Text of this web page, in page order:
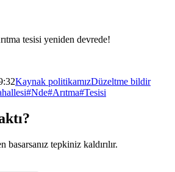
tesisi yeniden devrede!
Kaynak politikamızDüzeltme bildir
#Nde#Arıtma#Tesisi
tepkiniz kaldırılır.